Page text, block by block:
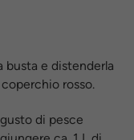
busta e distenderla
rosso.
di pesce